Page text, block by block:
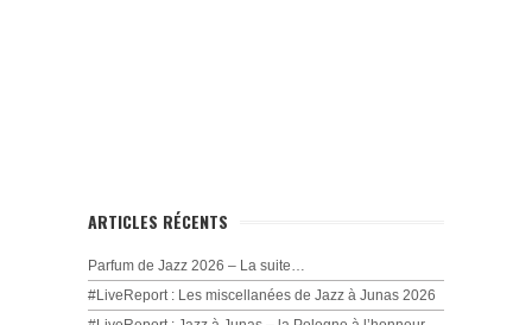
ARTICLES RÉCENTS
Parfum de Jazz 2026 – La suite…
#LiveReport : Les miscellanées de Jazz à Junas 2026